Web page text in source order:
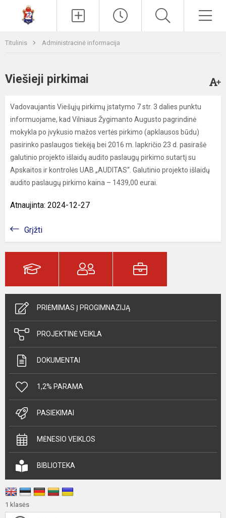
Titulinis Administracinė informacija
Viešieji pirkimai
Vadovaujantis Viešųjų pirkimų įstatymo 7 str. 3 dalies punktu
informuojame, kad Vilniaus Žygimanto Augusto pagrindinė
mokykla po įvykusio mažos vertės pirkimo (apklausos būdu)
pasirinko paslaugos tiekėją bei 2016 m. lapkričio 23 d. pasirašė
galutinio projekto išlaidų audito paslaugų pirkimo sutartį su
Apskaitos ir kontrolės UAB „AUDITAS“. Galutinio projekto išlaidų
audito paslaugų pirkimo kaina – 1439,00 eurai.
Atnaujinta: 2024-12-27
Grįžti
PRIĖMIMAS Į PROGIMNAZIJĄ
PROJEKTINĖ VEIKLA
DOKUMENTAI
1,2% PARAMA
PASIEKIMAI
MĖNESIO VEIKLOS
BIBLIOTEKA
1 klasės